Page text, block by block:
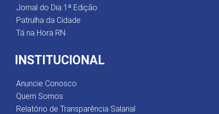
Jornal do Dia 1ª Edição
Patrulha da Cidade
Tá na Hora RN
INSTITUCIONAL
Anuncie Conosco
Quem Somos
Relatório de Transparência Salarial